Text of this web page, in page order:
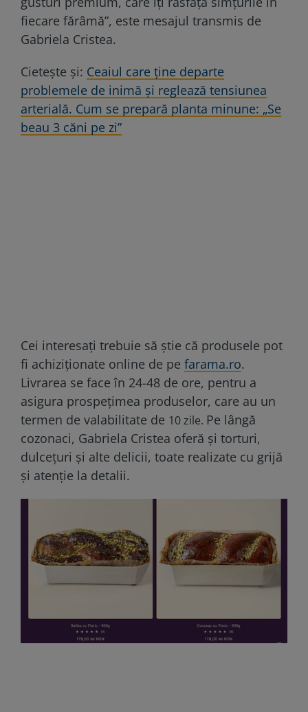
fiecare fărâmă”, este mesajul transmis de
Gabriela Cristea.
Cieteşte şi: Ceaiul care ține departe
problemele de inimă și reglează tensiunea
arterială. Cum se prepară planta minune: „Se
beau 3 căni pe zi”
Cei interesaţi trebuie să ştie că produsele pot
fi achiziționate online de pe farama.ro.
Livrarea se face în 24-48 de ore, pentru a
asigura prospețimea produselor, care au un
termen de valabilitate de 10 zile. Pe lângă
cozonaci, Gabriela Cristea oferă și torturi,
dulcețuri și alte delicii, toate realizate cu grijă
și atenție la detalii.